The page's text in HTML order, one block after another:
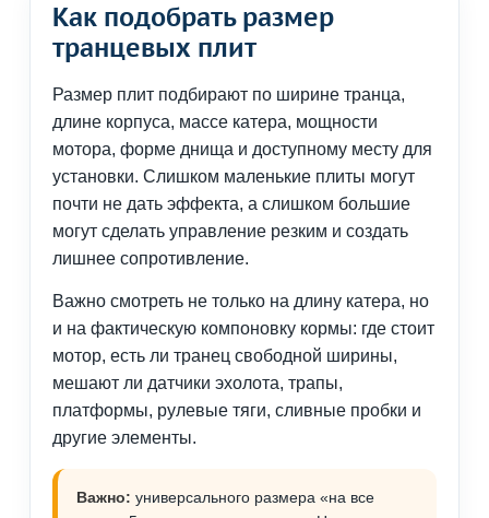
Как подобрать размер
транцевых плит
Размер плит подбирают по ширине транца,
длине корпуса, массе катера, мощности
мотора, форме днища и доступному месту для
установки. Слишком маленькие плиты могут
почти не дать эффекта, а слишком большие
могут сделать управление резким и создать
лишнее сопротивление.
Важно смотреть не только на длину катера, но
и на фактическую компоновку кормы: где стоит
мотор, есть ли транец свободной ширины,
мешают ли датчики эхолота, трапы,
платформы, рулевые тяги, сливные пробки и
другие элементы.
Важно: универсального размера «на все